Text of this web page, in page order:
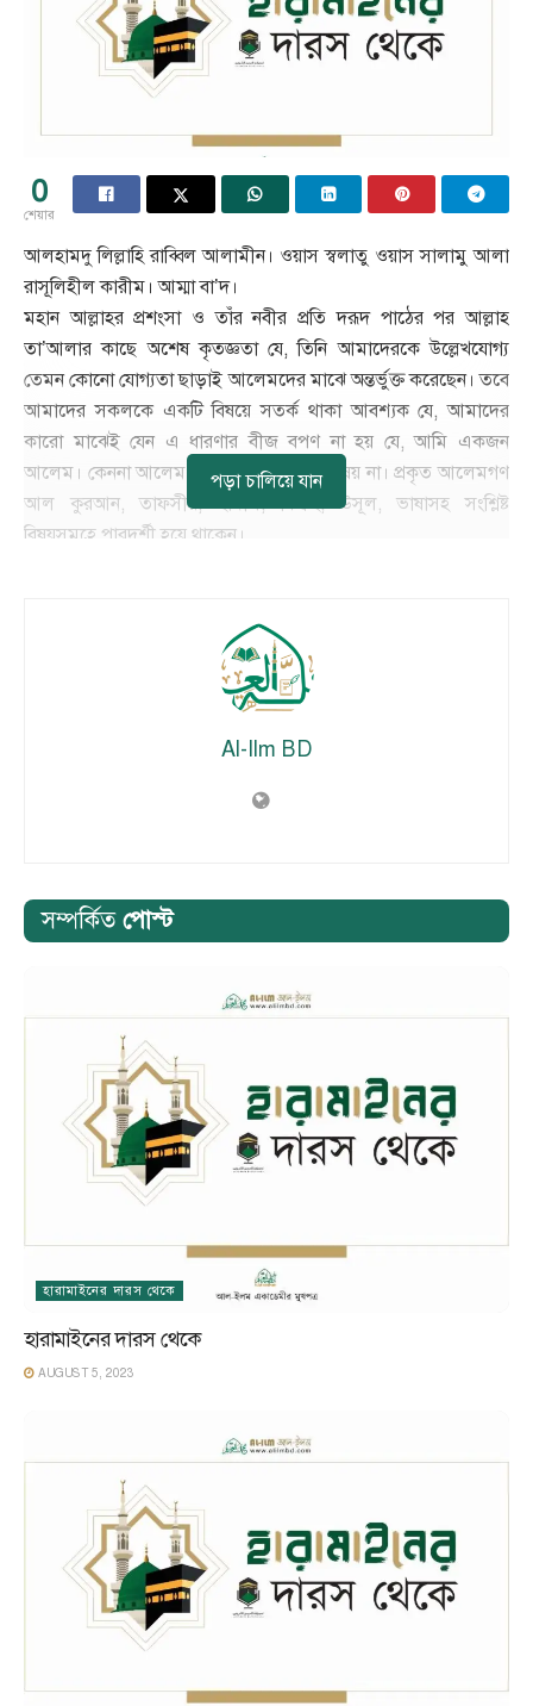
0
শেয়ার
আলহামদু লিল্লাহি রাব্বিল আলামীন। ওয়াস স্বলাতু ওয়াস সালামু আলা
রাসূলিহীল কারীম। আম্মা বা’দ।
মহান আল্লাহর প্রশংসা ও তাঁর নবীর প্রতি দরূদ পাঠের পর আল্লাহ
তা’আলার কাছে অশেষ কৃতজ্ঞতা যে, তিনি আমাদেরকে উল্লেখযোগ্য
তেমন কোনো যোগ্যতা ছাড়াই আলেমদের মাঝে অন্তর্ভুক্ত করেছেন। তবে
আমাদের সকলকে একটি বিষয়ে সতর্ক থাকা আবশ্যক যে, আমাদের
কারো মাঝেই যেন এ ধারণার বীজ বপণ না হয় যে, আমি একজন
আলেম। কেননা আলেম হওয়া সাধারণ কোন বিষয় না। প্রকৃত আলেমগণ
আল কুরআন, তাফসীর, হাদীস, ফিক্বহ, উসূল, ভাষাসহ সংশ্লিষ্ট
বিষয়সমূহে পারদর্শী হয়ে থাকেন।
পড়া চালিয়ে যান
Al-Ilm BD
সম্পর্কিত পোস্ট
হারামাইনের দারস থেকে
হারামাইনের দারস থেকে
AUGUST 5, 2023